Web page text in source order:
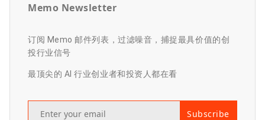
Memo Newsletter
订阅 Memo 邮件列表，过滤噪音，捕捉最具价值的创
投行业信号
最顶尖的 AI 行业创业者和投资人都在看
Subscribe